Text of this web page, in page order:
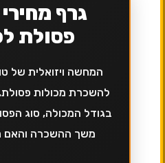
גרף
פסולת
המחשה ויזואלית של
להשכרת מכולות
בגודל המכולה, סוג
משך ההשכרה והאם